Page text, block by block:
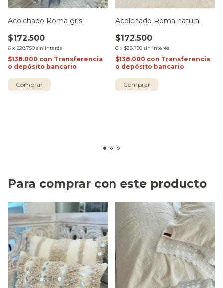
Acolchado Roma gris
$172.500
6 x $28.750 sin interés
$138.000 con Transferencia
o depósito bancario
Comprar
Acolchado Roma natural
$172.500
6 x $28.750 sin interés
$138.000 con Transferencia
o depósito bancario
Comprar
Para comprar con este producto